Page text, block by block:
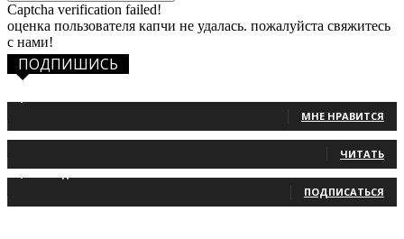
Captcha verification failed!
оценка пользователя капчи не удалась. пожалуйста свяжитесь
с нами!
ПОДПИШИСЬ
МНЕ НРАВИТСЯ
ЧИТАТЬ
ПОДПИСАТЬСЯ